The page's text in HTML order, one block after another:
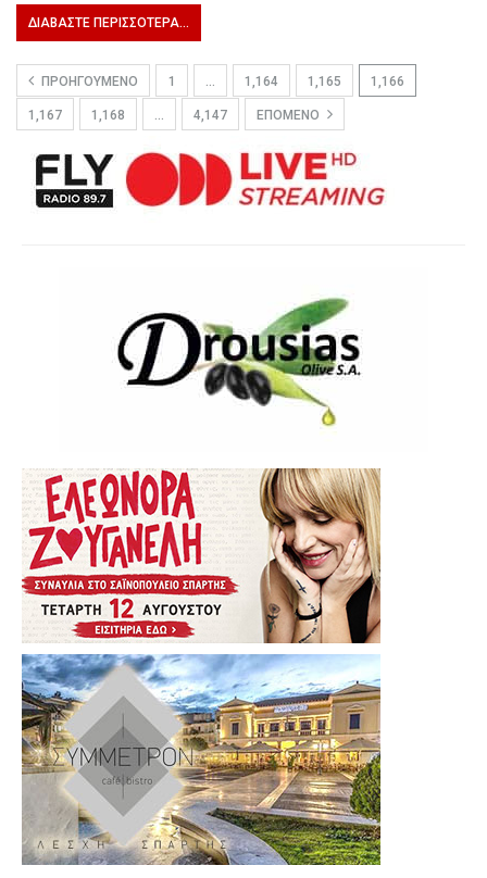
ΔΙΑΒΆΣΤΕ ΠΕΡΙΣΣΌΤΕΡΑ...
ΠΡΟΗΓΟΎΜΕΝΟ 1 … 1,164 1,165 1,166
1,167 1,168 … 4,147 ΕΠΌΜΕΝΟ